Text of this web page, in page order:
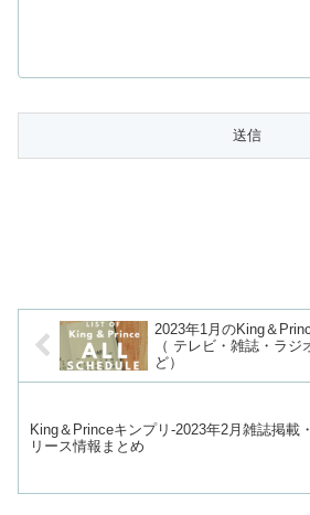
2023年1月のKing＆
（ テレビ・雑誌・ラ
ど）
King＆Princeキンプリ-2023年2月雑誌掲載
リース情報まとめ